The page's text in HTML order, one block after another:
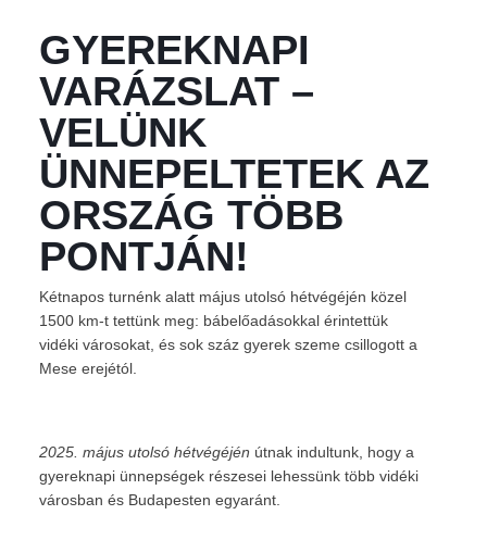
GYEREKNAPI
VARÁZSLAT –
VELÜNK
ÜNNEPELTETEK AZ
ORSZÁG TÖBB
PONTJÁN!
Kétnapos turnénk alatt május utolsó hétvégéjén közel
1500 km-t tettünk meg: bábelőadásokkal érintettük
vidéki városokat, és sok száz gyerek szeme csillogott a
Mese erejétól.
2025. május utolsó hétvégéjén útnak indultunk, hogy a
gyereknapi ünnepségek részesei lehessünk több vidéki
városban és Budapesten egyaránt.